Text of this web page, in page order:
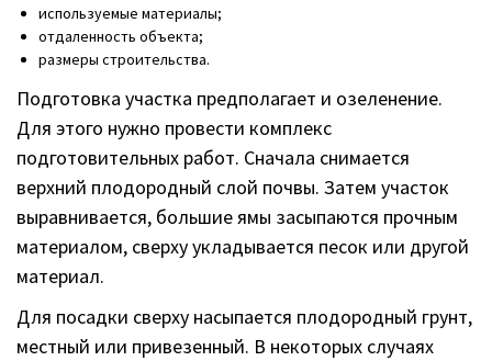
используемые материалы;
отдаленность объекта;
размеры строительства.
Подготовка участка предполагает и озеленение.
Для этого нужно провести комплекс
подготовительных работ. Сначала снимается
верхний плодородный слой почвы. Затем участок
выравнивается, большие ямы засыпаются прочным
материалом, сверху укладывается песок или другой
материал.
Для посадки сверху насыпается плодородный грунт,
местный или привезенный. В некоторых случаях